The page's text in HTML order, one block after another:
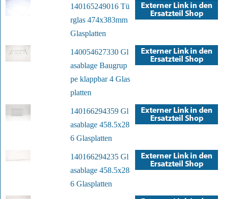
140165249016 Tü
rglas 474x383mm
Glasplatten
140054627330 Gl
asablage Baugrup
pe klappbar 4 Glas
platten
140166294359 Gl
asablage 458.5x28
6 Glasplatten
140166294235 Gl
asablage 458.5x28
6 Glasplatten